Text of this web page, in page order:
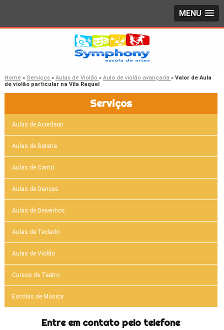
MENU
Home » Serviços » Aulas de Violão » Aula de violão avançada » Valor de Aula
de violão particular na Vila Raquel
Serviços
Aulas de Acordeon
Aulas de Bateria
Aulas de Canto
Aulas de Danças
Aulas de Desenhos
Aulas de Teclado
Aulas de Violão
Cursos de Teatro
Escolas de Música
Entre em contato pelo telefone